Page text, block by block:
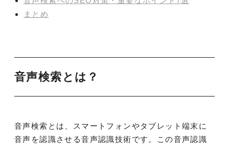
まとめ
音声検索とは？
音声検索とは、スマートフォンやタブレット端末に
音声を認識させる音声認識技術です。この音声認識